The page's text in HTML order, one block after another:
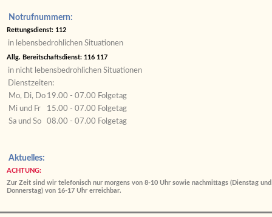
Notrufnummern:
Rettungsdienst: 112
in lebensbedrohlichen Situationen
Allg. Bereitschaftsdienst: 116 117
in nicht lebensbedrohlichen Situationen
Dienstzeiten:
Mo, Di, Do 19.00 - 07.00 Folgetag
Mi und Fr
15.00 - 07.00 Folgetag
Sa und So
08.00 - 07.00 Folgetag
Aktuelles:
ACHTUNG:
Zur Zeit sind wir telefonisch nur morgens von 8-10 Uhr sowie nachmittags (Dienstag und
Donnerstag) von 16-17 Uhr erreichbar.